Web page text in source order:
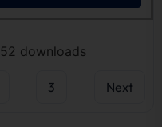
downloads
3 Next